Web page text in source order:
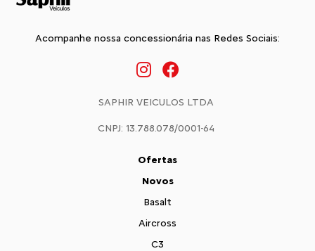
Acompanhe nossa concessionária nas Redes Sociais:
SAPHIR VEICULOS LTDA
CNPJ: 13.788.078/0001-64
Ofertas
Novos
Basalt
Aircross
C3